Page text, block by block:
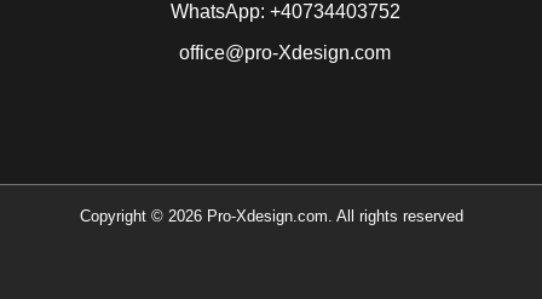
WhatsApp: +40734403752
office@pro-Xdesign.com
Copyright © 2026 Pro-Xdesign.com. All rights reserved